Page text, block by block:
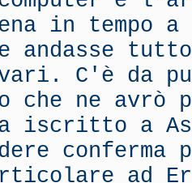
in tempo
andasse
vari. C'è
che ne avrò
iscritto a
conferma
ad